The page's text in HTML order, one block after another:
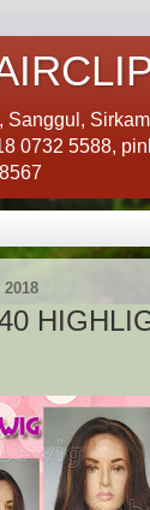
Sanggul,
0732 5588,
2018